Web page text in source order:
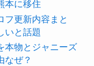
本に移住
フ更新内容まと
いと話題
本物とジャニーズ
なぜ？